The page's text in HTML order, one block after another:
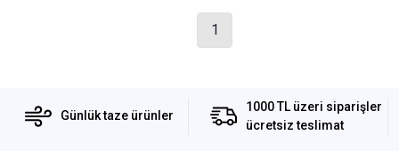
1
Günlük taze ürünler
1000 TL üzeri siparişler
ücretsiz teslimat